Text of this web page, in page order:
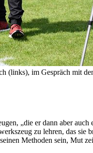
(links), im Gespräch mit
„die er dann aber
zu lehren, das
Methoden sein, Mut